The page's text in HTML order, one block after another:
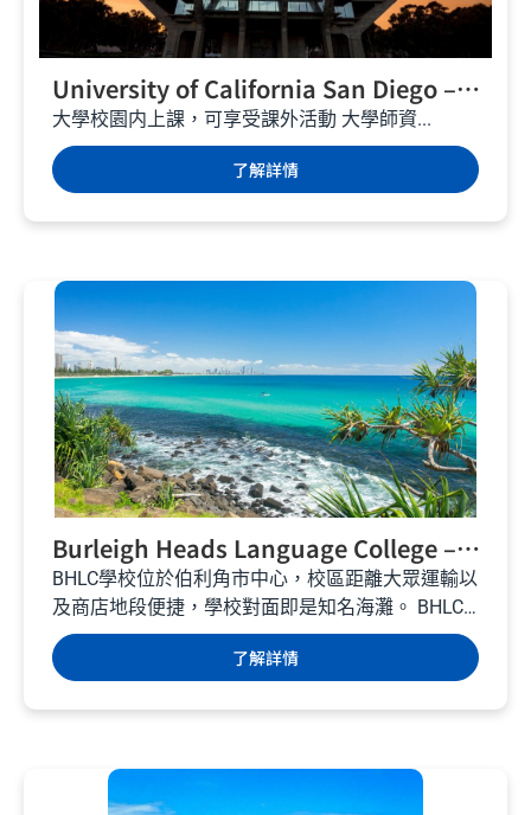
University of California San Diego –
聖地牙哥學校－美國遊學
大學校園内上課，可享受課外活動 大學師資...
了解詳情
Burleigh Heads Language College –
伯利角黃金海岸語言學校 – 澳洲遊學
BHLC學校位於伯利角市中心，校區距離大眾運輸以
及商店地段便捷，學校對面即是知名海灘。 BHLC
師資經驗豐富，致力於給學生最美好的學習英文旅
程，態度鮮明優質的好學校。...
了解詳情